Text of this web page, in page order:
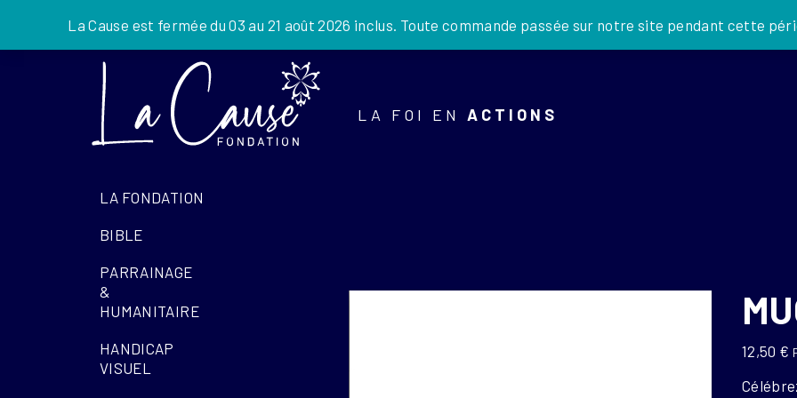
La Cause est fermée du 03 au 21 août 2026 inclus. Toute commande passée sur notre site pendant cette
JE DONNE
LA FOI EN ACTIONS
LA FONDATION
BIBLE
PARRAINAGE
&
HUMANITAIRE
HANDICAP
VISUEL
12,50 €